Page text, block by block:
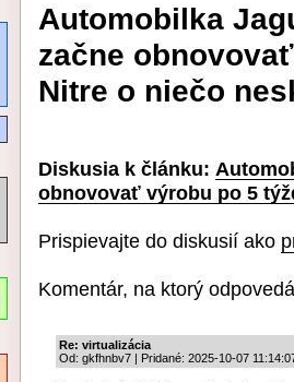
Automobilka
začne
Nitre o niečo
Diskusia k článku:
obnovovať výrobu po 5
Prispievajte do diskusií ako
Komentár, na ktorý
Re: virtualizácia
Od: gkfhnbv7 | Pridané: 2025-10-07